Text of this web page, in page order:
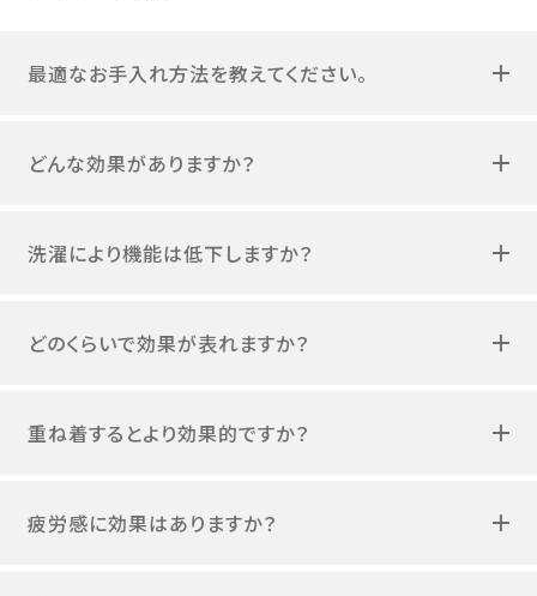
最適なお手入れ方法を教えてください。
どんな効果がありますか？
洗濯により機能は低下しますか？
どのくらいで効果が表れますか？
重ね着するとより効果的ですか？
疲労感に効果はありますか？